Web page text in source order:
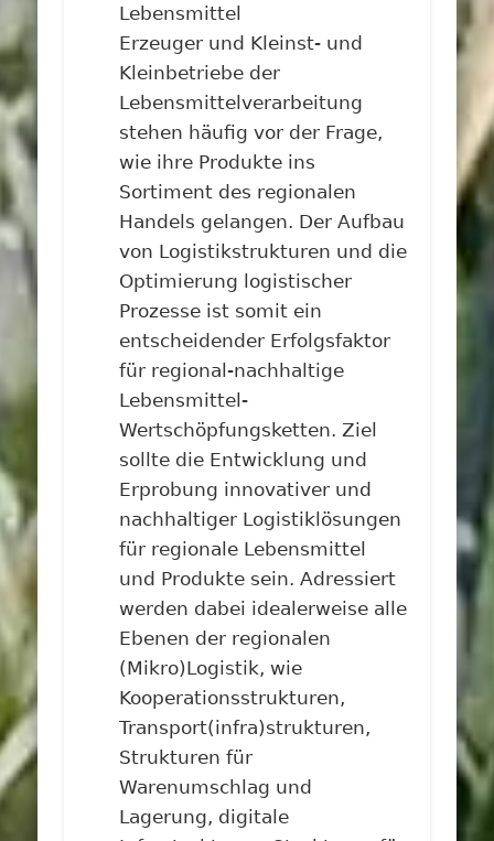
Lebensmittel
Erzeuger und Kleinst- und
Kleinbetriebe der
Lebensmittelverarbeitung
stehen häufig vor der Frage,
wie ihre Produkte ins
Sortiment des regionalen
Handels gelangen. Der Aufbau
von Logistikstrukturen und die
Optimierung logistischer
Prozesse ist somit ein
entscheidender Erfolgsfaktor
für regional-nachhaltige
Lebensmittel-
Wertschöpfungsketten. Ziel
sollte die Entwicklung und
Erprobung innovativer und
nachhaltiger Logistiklösungen
für regionale Lebensmittel
und Produkte sein. Adressiert
werden dabei idealerweise alle
Ebenen der regionalen
(Mikro)Logistik, wie
Kooperationsstrukturen,
Transport(infra)strukturen,
Strukturen für
Warenumschlag und
Lagerung, digitale